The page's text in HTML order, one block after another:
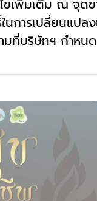
ขเพิ่มเติม ณ จุด
การเปลี่ยนแปล
มที่บริษัทฯ กำหนด